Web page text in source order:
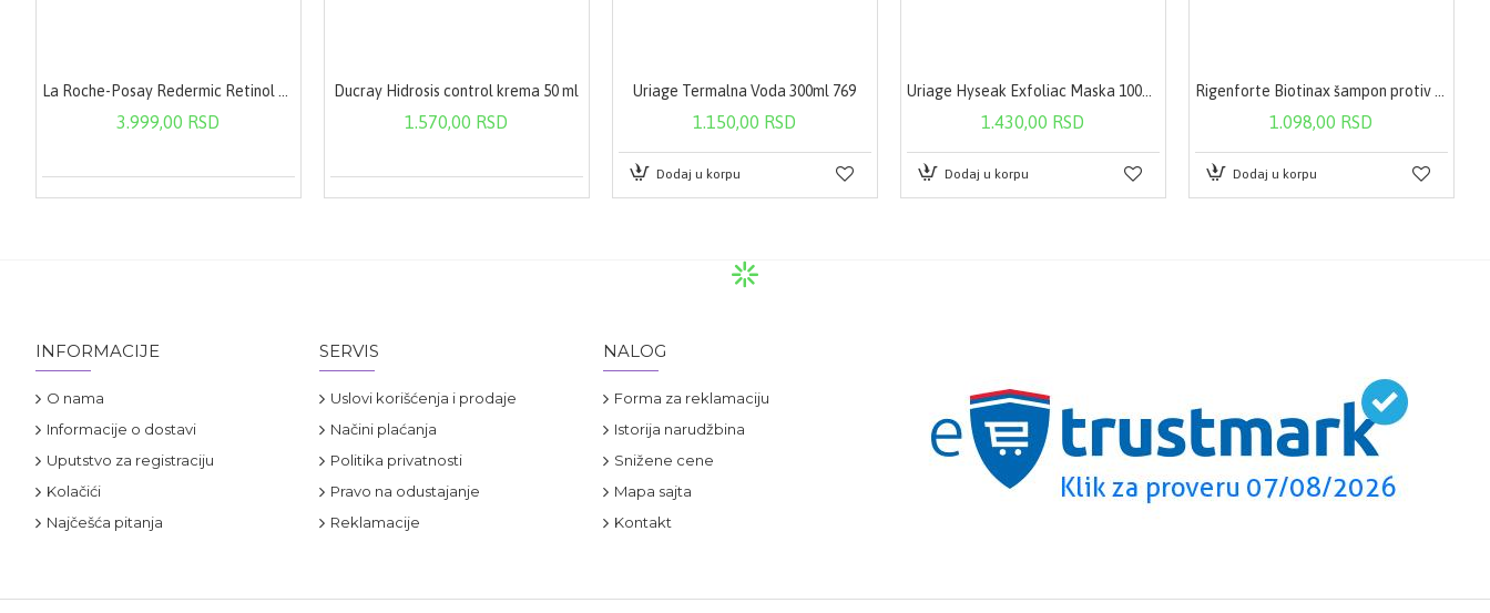
La Roche-Posay Redermic Retinol 30 ml
3.999,00 RSD
Ducray Hidrosis control krema 50 ml
1.570,00 RSD
Uriage Termalna Voda 300ml 769
1.150,00 RSD
Dodaj u korpu
Uriage Hyseak Exfoliac Maska 100ml 003
1.430,00 RSD
Dodaj u korpu
Rigenforte Biotinax šampon protiv peruti 250ml
1.098,00 RSD
Dodaj u korpu
INFORMACIJE
O nama
Informacije o dostavi
Uputstvo za registraciju
Kolačići
Najčešća pitanja
SERVIS
Uslovi korišćenja i prodaje
Načini plaćanja
Politika privatnosti
Pravo na odustajanje
Reklamacije
NALOG
Forma za reklamaciju
Istorija narudžbina
Snižene cene
Mapa sajta
Kontakt